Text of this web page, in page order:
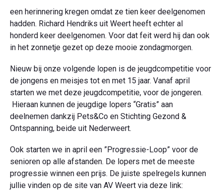
een herinnering kregen omdat ze tien keer deelgenomen
hadden. Richard Hendriks uit Weert heeft echter al
honderd keer deelgenomen. Voor dat feit werd hij dan ook
in het zonnetje gezet op deze mooie zondagmorgen.
Nieuw bij onze volgende lopen is de jeugdcompetitie voor
de jongens en meisjes tot en met 15 jaar. Vanaf april
starten we met deze jeugdcompetitie, voor de jongeren.
Hieraan kunnen de jeugdige lopers “Gratis” aan
deelnemen dankzij Pets&Co en Stichting Gezond &
Ontspanning, beide uit Nederweert.
Ook starten we in april een ”Progressie-Loop” voor de
senioren op alle afstanden. De lopers met de meeste
progressie winnen een prijs. De juiste spelregels kunnen
jullie vinden op de site van AV Weert via deze link: